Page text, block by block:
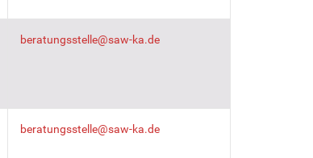
beratungsstelle@saw-ka.de
beratungsstelle@saw-ka.de